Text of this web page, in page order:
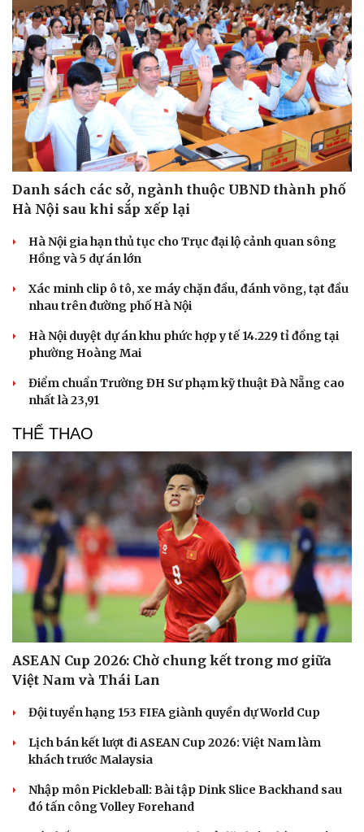
Văn hóa
Văn học
Âm nhạc
Giải trí
Thời trang
Danh sách các sở, ngành thuộc UBND thành phố
Hà Nội sau khi sắp xếp lại
Hà Nội gia hạn thủ tục cho Trục đại lộ cảnh quan sông
Hồng và 5 dự án lớn
Xác minh clip ô tô, xe máy chặn đầu, đánh võng, tạt đầu
nhau trên đường phố Hà Nội
Hà Nội duyệt dự án khu phức hợp y tế 14.229 tỉ đồng tại
phường Hoàng Mai
Điểm chuẩn Trường ĐH Sư phạm kỹ thuật Đà Nẵng cao
nhất là 23,91
THỂ THAO
ASEAN Cup 2026: Chờ chung kết trong mơ giữa
Việt Nam và Thái Lan
Đội tuyển hạng 153 FIFA giành quyền dự World Cup
Lịch bán kết lượt đi ASEAN Cup 2026: Việt Nam làm
khách trước Malaysia
Nhập môn Pickleball: Bài tập Dink Slice Backhand sau
đó tấn công Volley Forehand